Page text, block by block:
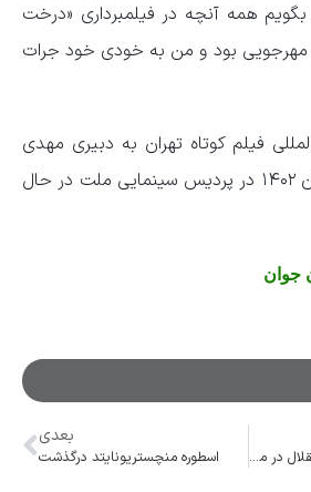
همه آنچه در فیلمبرداری «درخت
مهرجویی بود و من به خودی خود جرات
فیلم کوتاه تهران به دبیری مهدی
آذرپندار ۲۷ مهر تا ۲ آبان ۱۴۰۲ در پردیس سینمایی ملت در حال
جوان
پرسپولیس، سپاهان و استقلال در میان ۶ تیم برتر قاره آسیا + عکس
بعدی
اسطوره منچستریونایتد درگذشت